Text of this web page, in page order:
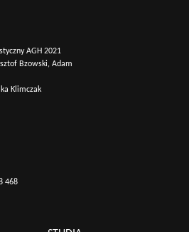
AGH 2021
Bzowski, Adam
Klimczak
468